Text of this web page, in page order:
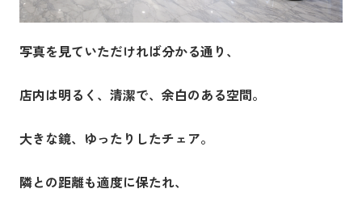
写真を見ていただければ分かる通り、
店内は明るく、清潔で、余白のある空間。
大きな鏡、ゆったりしたチェア。
隣との距離も適度に保たれ、